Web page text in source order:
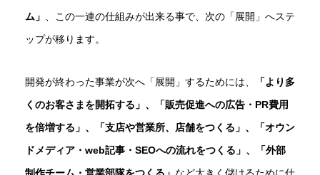
ム」
、この一連の仕組みが出来る事で、次の「展開」へステ
ップが移ります。
開発が終わった事業が次へ「展開」するためには、
「より多
くのお客さまを開拓する」、「販売促進への広告・PR費用
を倍増する」、「支店や営業所、店舗をつくる」、「オウン
ドメディア・web記事・SEOへの流れをつくる」、「外部